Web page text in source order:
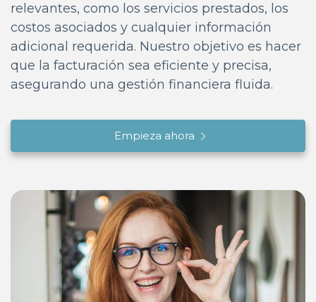
relevantes, como los servicios prestados, los
costos asociados y cualquier información
adicional requerida. Nuestro objetivo es hacer
que la facturación sea eficiente y precisa,
asegurando una gestión financiera fluida.
Empieza ahora